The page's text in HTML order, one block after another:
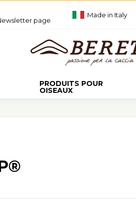
page
Made in Italy
PRODUITS POUR
OISEAUX